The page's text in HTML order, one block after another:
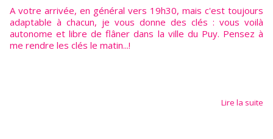
A votre arrivée, en général vers 19h30, mais c'est toujours
adaptable à chacun, je vous donne des clés : vous voilà
autonome et libre de flâner dans la ville du Puy. Pensez à
me rendre les clés le matin...!
Lire la suite